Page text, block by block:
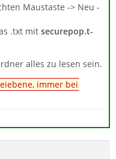
Maustaste -> Neu -
.txt mit securepop.t-
alles zu lesen sein.
immer bei